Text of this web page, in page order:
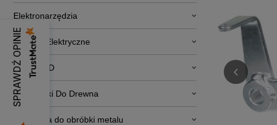
Elektronarzędzia
Pojazdy Elektryczne
RTV i AGD
Obrabiarki Do Drewna
Narzędzia do obróbki metalu
SPRAWDŹ OPINIE